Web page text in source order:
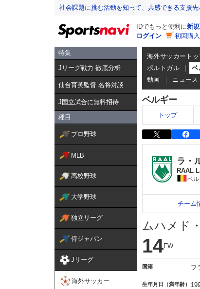
社会課題に挑む活動を知って、共感できる支援先
IDでもっと便利に新
ログイン
初回購
特集
Jリーグ戦力 徹底分析
仙台育英監督 名将対談
J国立試合に無料招待
種目
プロ野球
MLB
高校野球
大学野球
独立リーグ
侍ジャパン
Jリーグ
海外サッカー
海外サッカート
ポルトガル
ベ
動画
ニュース
ベルギー
トップ
ラ・
RAAL
ベル
チーム
ムハメド
14FW
国籍 フ
生年月日（満年齢）